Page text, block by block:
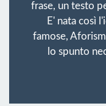
frase, un testo
E' nata così
famose,
lo spunto